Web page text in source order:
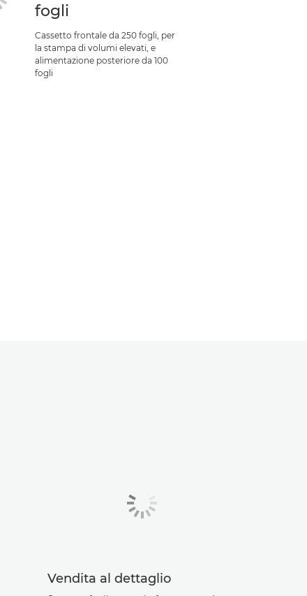
fogli
Cassetto frontale da 250 fogli, per
la stampa di volumi elevati, e
alimentazione posteriore da 100
fogli
Vendita al dettaglio